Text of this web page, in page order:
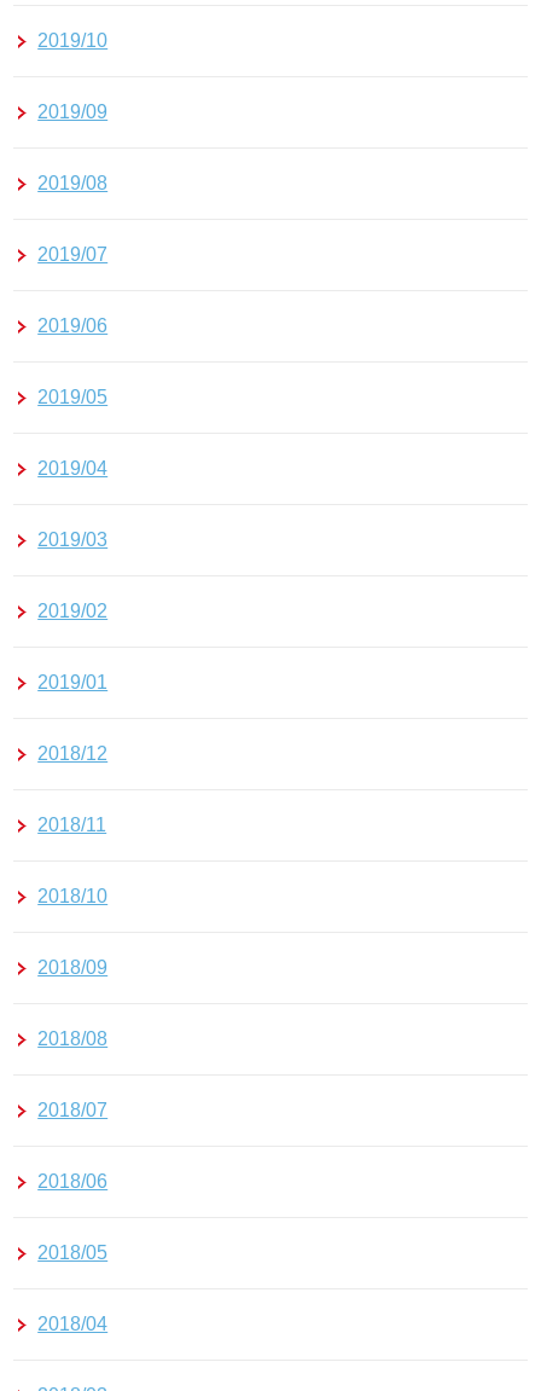
2019/10
2019/09
2019/08
2019/07
2019/06
2019/05
2019/04
2019/03
2019/02
2019/01
2018/12
2018/11
2018/10
2018/09
2018/08
2018/07
2018/06
2018/05
2018/04